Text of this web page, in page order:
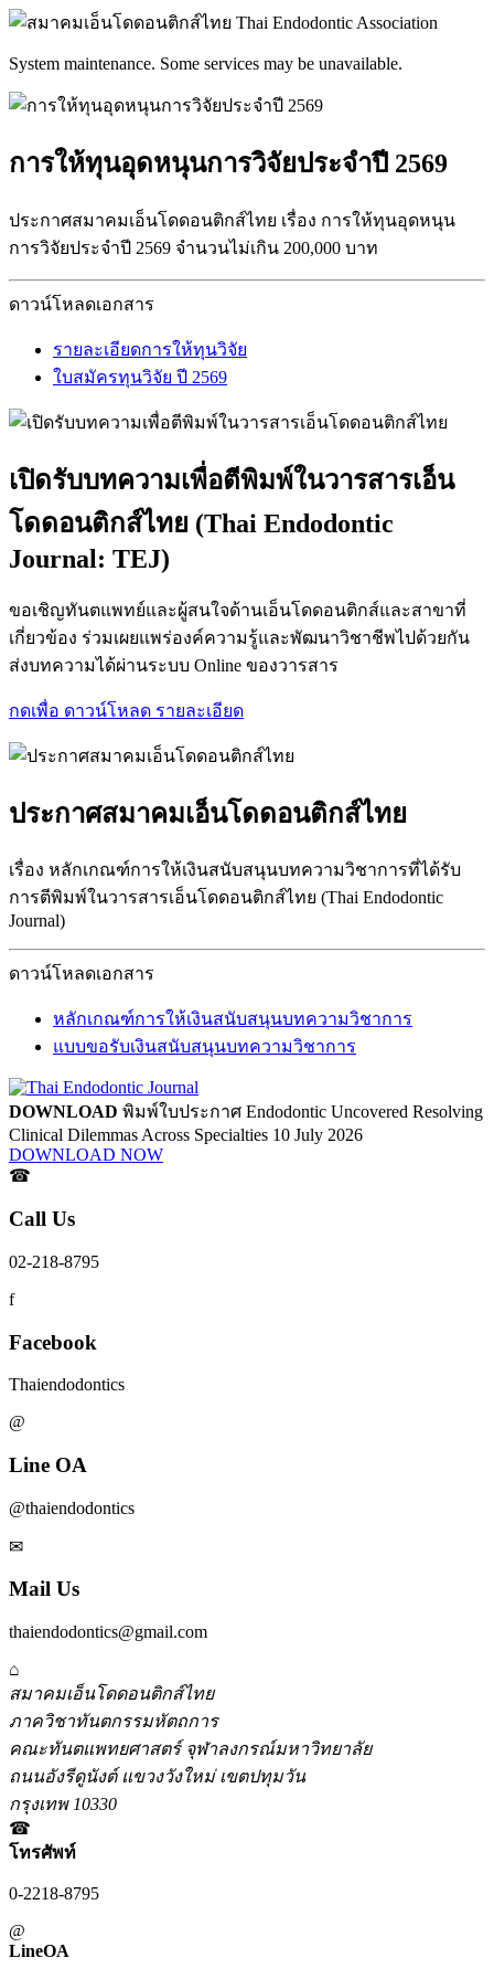
System maintenance. Some services may be unavailable.
การให้ทุนอุดหนุนการวิจัยประจำปี 2569
ประกาศสมาคมเอ็นโดดอนติกส์ไทย เรื่อง การให้ทุนอุดหนุน
การวิจัยประจำปี 2569 จำนวนไม่เกิน 200,000 บาท
ดาวน์โหลดเอกสาร
รายละเอียดการให้ทุนวิจัย
ใบสมัครทุนวิจัย ปี 2569
เปิดรับบทความเพื่อตีพิมพ์ในวารสารเอ็น
โดดอนติกส์ไทย (Thai Endodontic
Journal: TEJ)
ขอเชิญทันตแพทย์และผู้สนใจด้านเอ็นโดดอนติกส์และสาขาที่
เกี่ยวข้อง ร่วมเผยแพร่องค์ความรู้และพัฒนาวิชาชีพไปด้วยกัน
ส่งบทความได้ผ่านระบบ Online ของวารสาร
กดเพื่อ ดาวน์โหลด รายละเอียด
ประกาศสมาคมเอ็นโดดอนติกส์ไทย
เรื่อง หลักเกณฑ์การให้เงินสนับสนุนบทความวิชาการที่ได้รับ
การตีพิมพ์ในวารสารเอ็นโดดอนติกส์ไทย (Thai Endodontic
Journal)
ดาวน์โหลดเอกสาร
หลักเกณฑ์การให้เงินสนับสนุนบทความวิชาการ
แบบขอรับเงินสนับสนุนบทความวิชาการ
DOWNLOAD พิมพ์ใบประกาศ Endodontic Uncovered Resolving
Clinical Dilemmas Across Specialties 10 July 2026
DOWNLOAD NOW
☎
Call Us
02-218-8795
f
Facebook
Thaiendodontics
@
Line OA
@thaiendodontics
✉
Mail Us
thaiendodontics@gmail.com
⌂
สมาคมเอ็นโดดอนติกส์ไทย
ภาควิชาทันตกรรมหัตถการ
คณะทันตแพทยศาสตร์ จุฬาลงกรณ์มหาวิทยาลัย
ถนนอังรีดูนังต์ แขวงวังใหม่ เขตปทุมวัน
กรุงเทพ 10330
☎
โทรศัพท์
0-2218-8795
@
LineOA